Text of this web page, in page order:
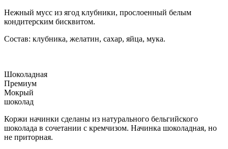
Нежный мусс из ягод клубники, прослоенный белым
кондитерским бисквитом.
Состав: клубника, желатин, сахар, яйца, мука.
Шоколадная
Премиум
Мокрый
шоколад
Коржи начинки сделаны из натурального бельгийского
шоколада в сочетании с кремчизом. Начинка шоколадная, но
не приторная.